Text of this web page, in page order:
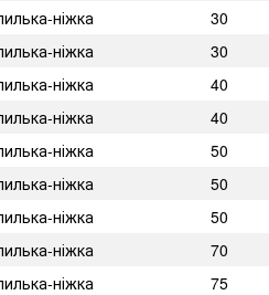
ніжка
30
ніжка
30
ніжка
40
ніжка
40
ніжка
50
ніжка
50
ніжка
50
ніжка
70
ніжка
75